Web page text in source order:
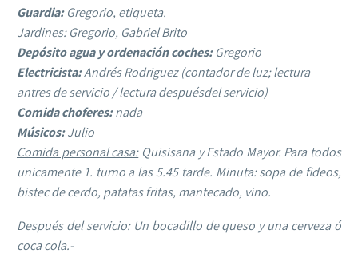
Guardia:Gregorio, etiqueta.
Jardines: Gregorio, Gabriel Brito
Depósito agua y ordenación coches:Gregorio
Electricista:Andrés Rodriguez (contador de luz; lectura
antres de servicio / lectura despuésdel servicio)
Comida choferes:nada
Músicos:Julio
Comida personal casa:Quisisana y Estado Mayor. Para todos
unicamente 1. turno a las 5.45 tarde. Minuta: sopa de fideos,
bistec de cerdo, patatas fritas, mantecado, vino.
Después del servicio:Un bocadillo de queso y una cerveza ó
coca cola.-